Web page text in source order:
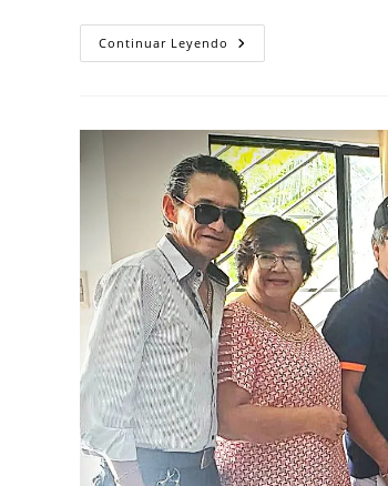
Continuar Leyendo